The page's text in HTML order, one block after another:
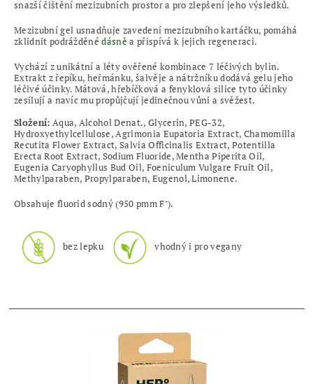
snazší čištění mezizubních prostor a pro zlepšení jeho výsledků.
Mezizubnígel usnadňuje zavedení mezizubního kartáčku, pomáhá
zklidnit podrážděné dásně a přispívá k jejich regeneraci.
Vychází z unikátní a léty ověřené kombinace 7 léčivých bylin.
Extrakt z řepíku, heřmánku, šalvěje a nátržníku dodává gelu jeho
léčivé účinky. Mátová, hřebíčková a fenyklová silice tyto účinky
zesilují a navíc mu propůjčují jedinečnou vůni a svěžest.
Složení: Aqua, Alcohol Denat., Glycerin, PEG-32,
Hydroxyethylcellulose, Agrimonia Eupatoria Extract, Chamomilla
Recutita Flower Extract, Salvia Officinalis Extract, Potentilla
Erecta Root Extract, Sodium Fluoride, Mentha Piperita Oil,
Eugenia Caryophyllus Bud Oil, Foeniculum Vulgare Fruit Oil,
Methylparaben, Propylparaben, Eugenol, Limonene.
Obsahuje fluorid sodný (950 pmm F-).
bez lepku vhodný i pro vegany